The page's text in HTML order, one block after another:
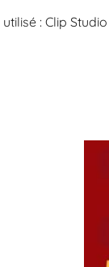
: Clip